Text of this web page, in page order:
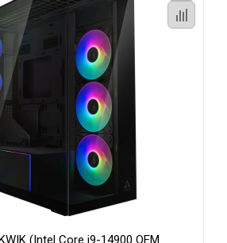
(Intel Core i9-14900 OEM